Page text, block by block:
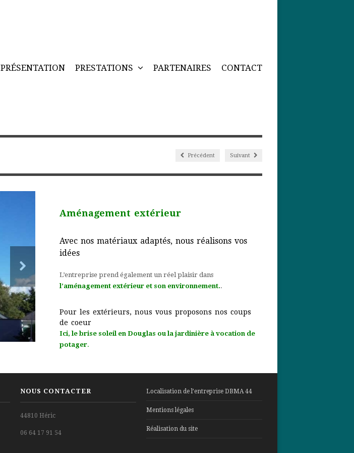
PRÉSENTATION PRESTATIONS PARTENAIRES CONTACT
Précédent Suivant
Aménagement extérieur
Avec nos matériaux adaptés, nous réalisons vos
idées
L’entreprise prend également un réel plaisir dans
l’aménagement extérieur et son environnement..
Pour les extérieurs, nous vous proposons nos coups
de coeur
Ici, le brise soleil en Douglas ou la jardinière à vocation de
potager.
NOUS CONTACTER
44810 Héric
06 64 17 91 54
Localisation de l’entreprise DBMA 44
Mentions légales
Réalisation du site